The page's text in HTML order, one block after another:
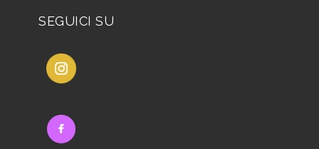
SEGUICI SU